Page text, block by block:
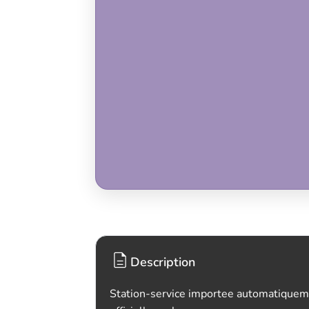
Description
Station-service importee